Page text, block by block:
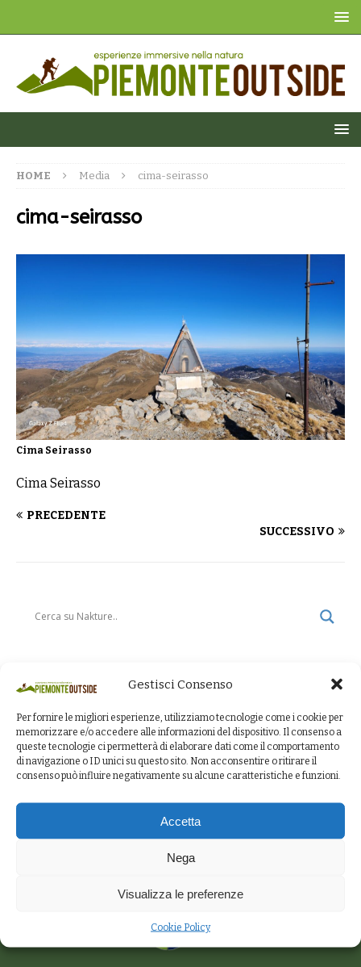
Gestisci Consenso
Per fornire le migliori esperienze, utilizziamo tecnologie come i cookie per
memorizzare e/o accedere alle informazioni del dispositivo. Il consenso a
queste tecnologie ci permetterà di elaborare dati come il comportamento
di navigazione o ID unici su questo sito. Non acconsentire o ritirare il
consenso può influire negativamente su alcune caratteristiche e funzioni.
Accetta
Nega
Visualizza le preferenze
Cookie Policy
HOME Media cima-seirasso
cima-seirasso
Cima Seirasso
Cima Seirasso
PRECEDENTE
SUCCESSIVO